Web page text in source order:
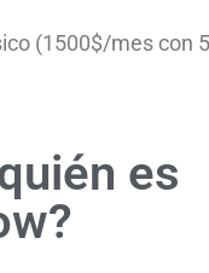
(1500$/mes con
es